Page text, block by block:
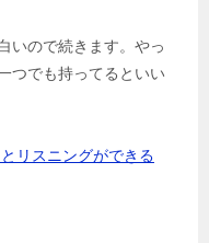
いので続きます。やっ
つでも持ってるといい
リスニングができる